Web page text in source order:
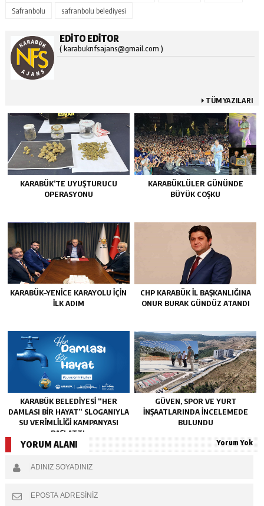
Safranbolu
safranbolu belediyesi
EDITO EDITOR
( karabuknfsajans@gmail.com )
TÜM YAZILARI
KARABÜK’TE UYUŞTURUCU
OPERASYONU
KARABÜKLÜLER GÜNÜNDE
BÜYÜK COŞKU
KARABÜK–YENİCE KARAYOLU İÇİN
İLK ADIM
CHP KARABÜK İL BAŞKANLIĞINA
ONUR BURAK GÜNDÜZ ATANDI
KARABÜK BELEDİYESİ “HER
DAMLASI BİR HAYAT” SLOGANIYLA
SU VERİMLİLİĞİ KAMPANYASI
BAŞLATTI.
GÜVEN, SPOR VE YURT
İNŞAATLARINDA İNCELEMEDE
BULUNDU
YORUM ALANI Yorum Yok